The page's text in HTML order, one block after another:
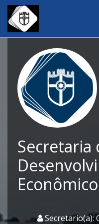
Secretaria
Secretario(a):